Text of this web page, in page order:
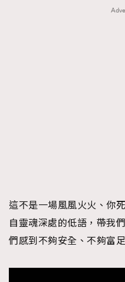
這不是一場風風火火、你
自靈魂深處的低語，帶我
們感到不夠安全、不夠富